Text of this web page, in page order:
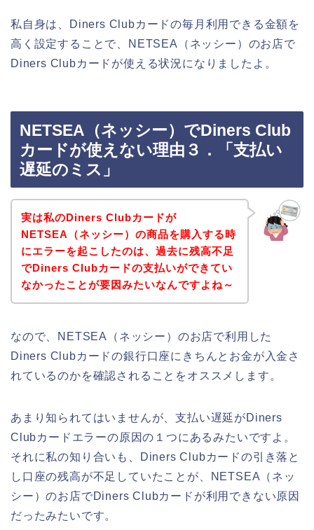
私自身は、Diners Clubカードの毎月利用できる金額を
高く設定することで、NETSEA（ネッシー）のお店で
Diners Clubカードが使える状況になりましたよ。
NETSEA（ネッシー）でDiners Club
カードが使えない理由３．「支払い
遅延のミス」
実は私のDiners Clubカードが
NETSEA（ネッシー）の商品を購入する時
にエラーを起こしたのは、過去に残高不足
でDiners Clubカードの支払いができてい
なかったことが要因みたいなんですよね～
なので、NETSEA（ネッシー）のお店で利用した
Diners Clubカードの銀行口座にきちんとお金が入金さ
れているのかを確認されることをオススメします。
あまり知られてはいませんが、支払い遅延がDiners
Clubカードエラーの原因の１つにあるみたいですよ。
それに私の知り合いも、Diners Clubカードの引き落と
し口座の残高が不足していたことが、NETSEA（ネッ
シー）のお店でDiners Clubカードが利用できない原因
だったみたいです。